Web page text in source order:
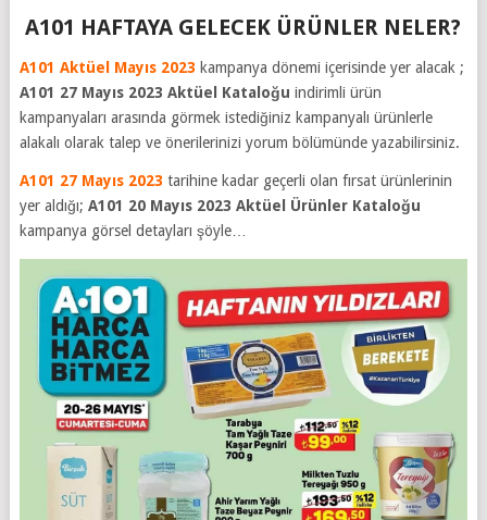
A101 HAFTAYA GELECEK ÜRÜNLER NELER?
A101 Aktüel Mayıs 2023 kampanya dönemi içerisinde yer alacak ;
A101 27 Mayıs 2023 Aktüel Kataloğu indirimli ürün
kampanyaları arasında görmek istediğiniz kampanyalı ürünlerle
alakalı olarak talep ve önerilerinizi yorum bölümünde yazabilirsiniz.
A101 27 Mayıs 2023 tarihine kadar geçerli olan fırsat ürünlerinin
yer aldığı; A101 20 Mayıs 2023 Aktüel Ürünler Kataloğu
kampanya görsel detayları şöyle…